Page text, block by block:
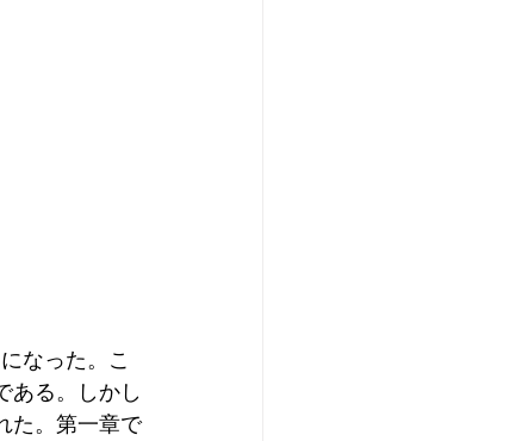
なった。こ
ある。しかし
た。第一章で